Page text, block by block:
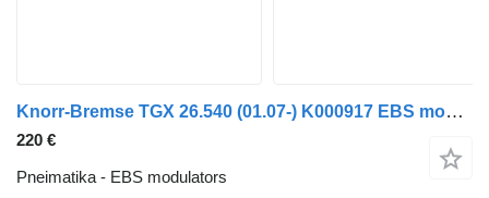
Knorr-Bremse TGX 26.540 (01.07-) K000917 EBS modulators paredzēts MAN TGL, TGM, TGS, TGX (2005-2021) kravas automašīnas
220 €
Pneimatika - EBS modulators